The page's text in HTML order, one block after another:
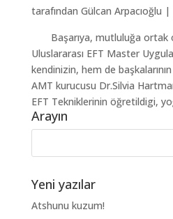
tarafından Gülcan Arpacıoğlu |
Başarıya, mutluluğa ortak
Uluslararası EFT Master
kendinizin, hem de
AMT kurucusu Dr.Silvia
EFT Tekniklerinin öğretildigi,
Arayın
Yeni yazılar
Atshunu kuzum!